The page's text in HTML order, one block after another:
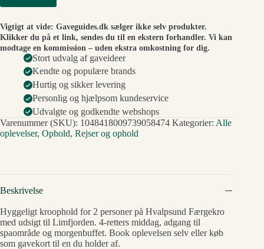
Vigtigt at vide: Gaveguides.dk sælger ikke selv produkter.
Klikker du på et link, sendes du til en ekstern forhandler. Vi kan
modtage en kommission – uden ekstra omkostning for dig.
Stort udvalg af gaveideer
Kendte og populære brands
Hurtig og sikker levering
Personlig og hjælpsom kundeservice
Udvalgte og godkendte webshops
Varenummer (SKU): 1048418009739058474 Kategorier: Alle
oplevelser, Ophold, Rejser og ophold
Beskrivelse
Hyggeligt kroophold for 2 personer på Hvalpsund Færgekro
med udsigt til Limfjorden. 4-retters middag, adgang til
spaområde og morgenbuffet. Book oplevelsen selv eller køb
som gavekort til en du holder af.